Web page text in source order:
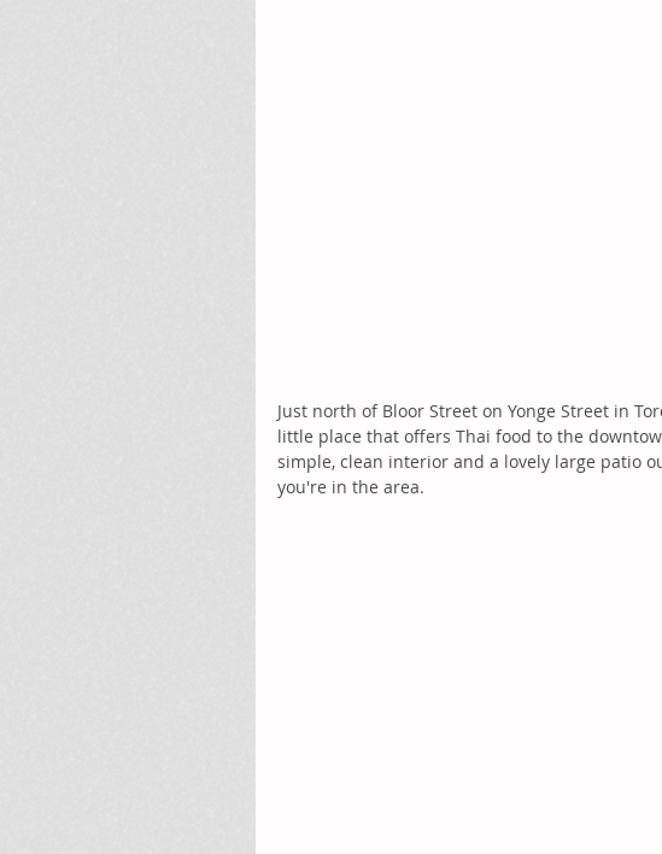
Just north of Bloor Street on Yonge Street in
little place that offers Thai food to the
simple, clean interior and a lovely large patio
you're in the area.